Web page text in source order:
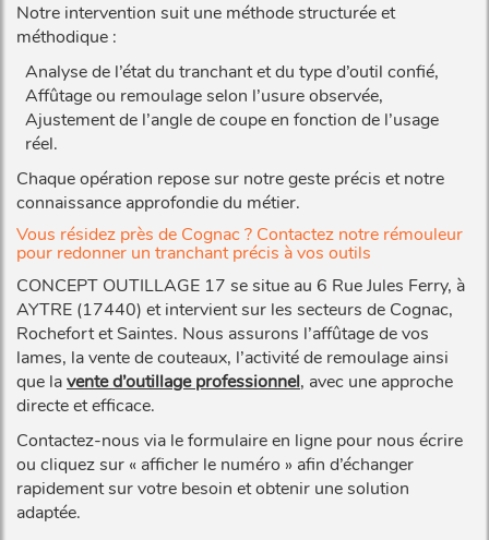
Notre intervention suit une méthode structurée et
méthodique :
Analyse de l’état du tranchant et du type d’outil confié,
Affûtage ou remoulage selon l’usure observée,
Ajustement de l’angle de coupe en fonction de l’usage
réel.
Chaque opération repose sur notre geste précis et notre
connaissance approfondie du métier.
Vous résidez près de Cognac ? Contactez notre rémouleur
pour redonner un tranchant précis à vos outils
CONCEPT OUTILLAGE 17 se situe au 6 Rue Jules Ferry, à
AYTRE (17440) et intervient sur les secteurs de Cognac,
Rochefort et Saintes. Nous assurons l’affûtage de vos
lames, la vente de couteaux, l’activité de remoulage ainsi
que lavente d’outillage professionnel, avec une approche
directe et efficace.
Contactez-nous via le formulaire en ligne pour nous écrire
ou cliquez sur « afficher le numéro » afin d’échanger
rapidement sur votre besoin et obtenir une solution
adaptée.